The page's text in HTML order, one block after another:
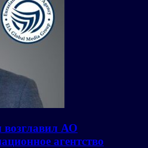
возглавил АО
агентство